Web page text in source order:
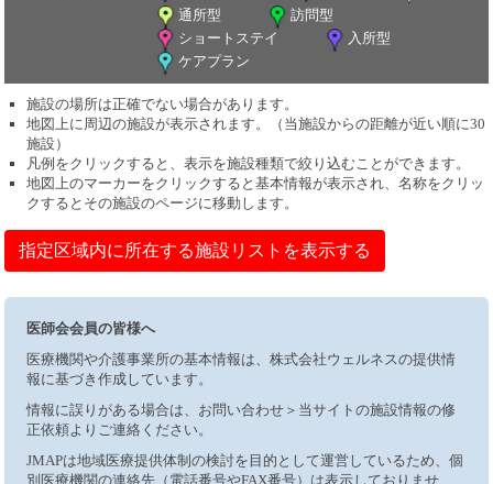
通所型
訪問型
ショートステイ
入所型
ケアプラン
施設の場所は正確でない場合があります。
地図上に周辺の施設が表示されます。（当施設からの距離が近い順に30
施設）
凡例をクリックすると、表示を施設種類で絞り込むことができます。
地図上のマーカーをクリックすると基本情報が表示され、名称をクリッ
クするとその施設のページに移動します。
指定区域内に所在する施設リストを表示する
医師会会員の皆様へ
医療機関や介護事業所の基本情報は、株式会社ウェルネスの提供情
報に基づき作成しています。
情報に誤りがある場合は、お問い合わせ＞当サイトの施設情報の修
正依頼よりご連絡ください。
JMAPは地域医療提供体制の検討を目的として運営しているため、個
別医療機関の連絡先（電話番号やFAX番号）は表示しておりませ